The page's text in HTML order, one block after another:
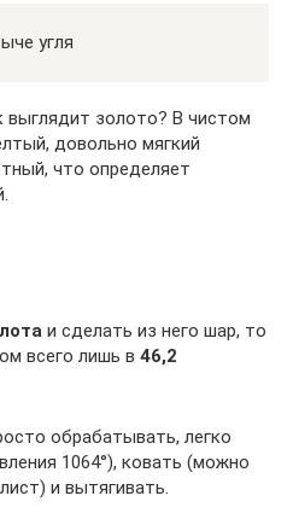
угля
выглядит золото? В чистом
довольно мягкий
что определяет
и сделать из него шар, то
всего лишь в 46,2
обрабатывать, легко
1064°), ковать (можно
и вытягивать.